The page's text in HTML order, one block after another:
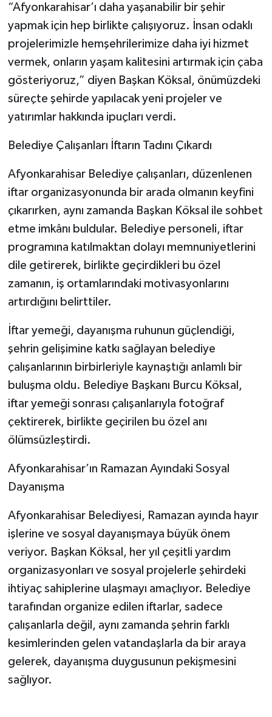
“Afyonkarahisar’ı daha yaşanabilir bir şehir
yapmak için hep birlikte çalışıyoruz. İnsan odaklı
projelerimizle hemşehrilerimize daha iyi hizmet
vermek, onların yaşam kalitesini artırmak için çaba
gösteriyoruz,” diyen Başkan Köksal, önümüzdeki
süreçte şehirde yapılacak yeni projeler ve
yatırımlar hakkında ipuçları verdi.
Belediye Çalışanları İftarın Tadını Çıkardı
Afyonkarahisar Belediye çalışanları, düzenlenen
iftar organizasyonunda bir arada olmanın keyfini
çıkarırken, aynı zamanda Başkan Köksal ile sohbet
etme imkânı buldular. Belediye personeli, iftar
programına katılmaktan dolayı memnuniyetlerini
dile getirerek, birlikte geçirdikleri bu özel
zamanın, iş ortamlarındaki motivasyonlarını
artırdığını belirttiler.
İftar yemeği, dayanışma ruhunun güçlendiği,
şehrin gelişimine katkı sağlayan belediye
çalışanlarının birbirleriyle kaynaştığı anlamlı bir
buluşma oldu. Belediye Başkanı Burcu Köksal,
iftar yemeği sonrası çalışanlarıyla fotoğraf
çektirerek, birlikte geçirilen bu özel anı
ölümsüzleştirdi.
Afyonkarahisar’ın Ramazan Ayındaki Sosyal
Dayanışma
Afyonkarahisar Belediyesi, Ramazan ayında hayır
işlerine ve sosyal dayanışmaya büyük önem
veriyor. Başkan Köksal, her yıl çeşitli yardım
organizasyonları ve sosyal projelerle şehirdeki
ihtiyaç sahiplerine ulaşmayı amaçlıyor. Belediye
tarafından organize edilen iftarlar, sadece
çalışanlarla değil, aynı zamanda şehrin farklı
kesimlerinden gelen vatandaşlarla da bir araya
gelerek, dayanışma duygusunun pekişmesini
sağlıyor.